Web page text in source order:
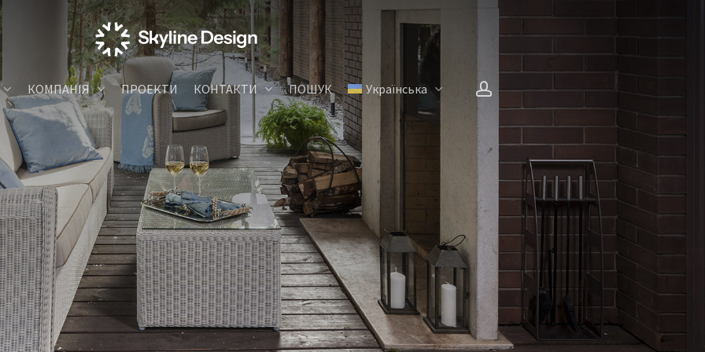
КОМПАНІЯ ПРОЕКТИ КОНТАКТИ ПОШУК Українська account